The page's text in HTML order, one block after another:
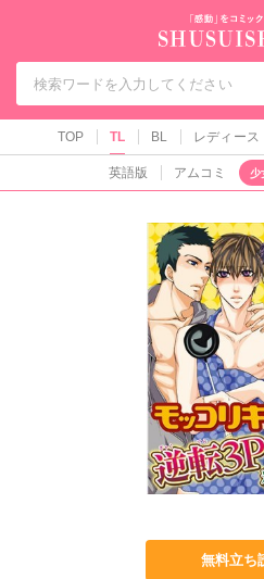
TOP TL BL レディース
英語版 アムコミ 少
無料立ち